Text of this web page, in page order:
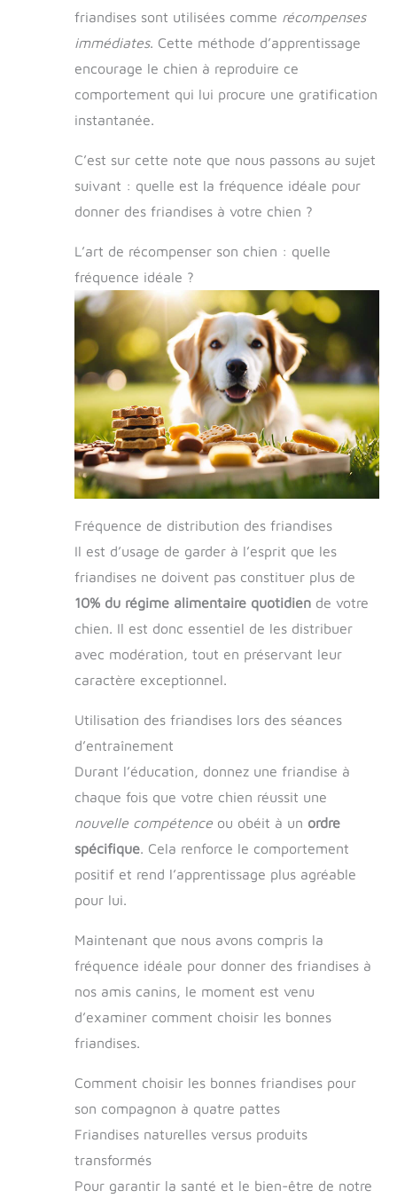
SYSTÈME IMMUNITAIRE : Enrichies en
vitamine C et en prébiotiques, nos friandises
de dressage favorisent une santé optimale
votre chien UNE MARQUE FRANÇAISE : Chez
Franklin, nos friandises pour chien sont
qualité, sans céréales, sans OGM, sans
: Agneau 36%, pois séchés 34%, glycérine
végétale 18%, levure hydrolysée 6%, mélasse
3%, lignocellulose 2%, romarin séché 1%,
Lactobacillus helveticus HA (probiotiques)
friandises sont utilisées comme récompenses
immédiates. Cette méthode d’apprentissage
encourage le chien à reproduire ce
comportement qui lui procure une gratification
instantanée.
C’est sur cette note que nous passons au sujet
suivant : quelle est la fréquence idéale pour
donner des friandises à votre chien ?
L’art de récompenser son chien : quelle
fréquence idéale ?
Fréquence de distribution des friandises
Il est d’usage de garder à l’esprit que les
friandises ne doivent pas constituer plus de
10% du régime alimentaire quotidien de votre
chien. Il est donc essentiel de les distribuer
avec modération, tout en préservant leur
caractère exceptionnel.
Utilisation des friandises lors des séances
d’entraînement
Durant l’éducation, donnez une friandise à
chaque fois que votre chien réussit une
nouvelle compétence ou obéit à un ordre
spécifique. Cela renforce le comportement
positif et rend l’apprentissage plus agréable
pour lui.
Maintenant que nous avons compris la
fréquence idéale pour donner des friandises à
nos amis canins, le moment est venu
d’examiner comment choisir les bonnes
friandises.
Comment choisir les bonnes friandises pour
son compagnon à quatre pattes
Friandises naturelles versus produits
transformés
Pour garantir la santé et le bien-être de notre